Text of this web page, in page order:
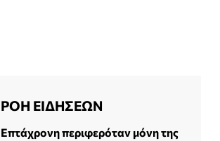
ΡΟΗ ΕΙΔΗΣΕΩΝ
Επτάχρονη περιφερόταν μόνη της